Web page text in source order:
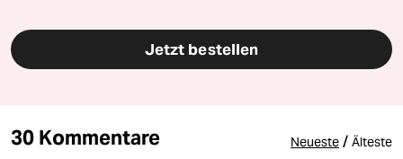
Jetzt bestellen
30 Kommentare Neueste / Älteste